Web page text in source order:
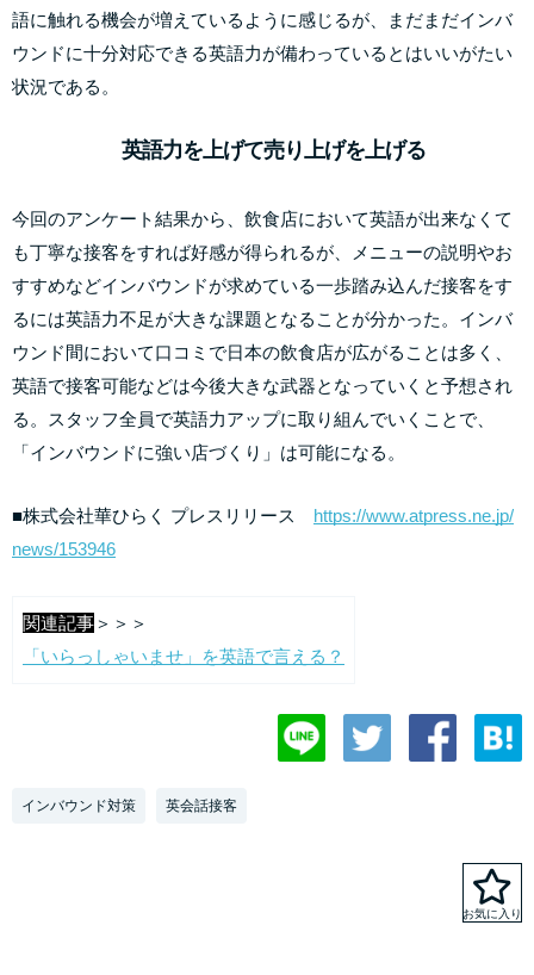
語に触れる機会が増えているように感じるが、まだまだインバ
ウンドに十分対応できる英語力が備わっているとはいいがたい
状況である。
英語力を上げて売り上げを上げる
今回のアンケート結果から、飲食店において英語が出来なくて
も丁寧な接客をすれば好感が得られるが、メニューの説明やお
すすめなどインバウンドが求めている一歩踏み込んだ接客をす
るには英語力不足が大きな課題となることが分かった。インバ
ウンド間において口コミで日本の飲食店が広がることは多く、
英語で接客可能などは今後大きな武器となっていくと予想され
る。スタッフ全員で英語力アップに取り組んでいくことで、
「インバウンドに強い店づくり」は可能になる。
■株式会社華ひらく プレスリリース https://www.atpress.ne.jp/
news/153946
関連記事＞＞＞
「いらっしゃいませ」を英語で言える？
インバウンド対策 英会話接客